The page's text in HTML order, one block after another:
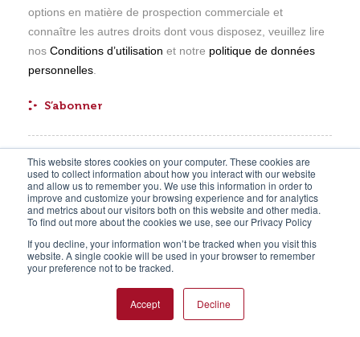
This website stores cookies on your computer. These cookies are
used to collect information about how you interact with our website
and allow us to remember you. We use this information in order to
improve and customize your browsing experience and for analytics
and metrics about our visitors both on this website and other media.
To find out more about the cookies we use, see our Privacy Policy
If you decline, your information won’t be tracked when you visit this
website. A single cookie will be used in your browser to remember
your preference not to be tracked.
Accept Decline
Plan du site
Mentions légales
Conditions d’utilisation
Données personnelles
Plan du site
Marchés
Animaux de compagnie
Céréales Petit Déjeuner et barres
Culinary & Dairy
Snacks
options en matière de prospection commerciale et
connaître les autres droits dont vous disposez, veuillez lire
nos Conditions d’utilisation et notre politique de données
personnelles